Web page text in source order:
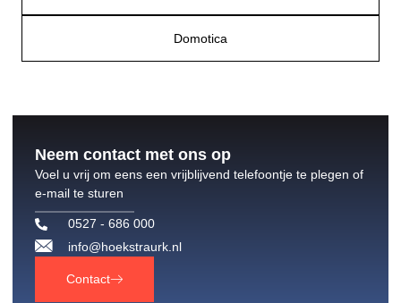
Domotica
Neem contact met ons op
Voel u vrij om eens een vrijblijvend telefoontje te plegen of
e-mail te sturen
0527 - 686 000
info@hoekstraurk.nl
Contact